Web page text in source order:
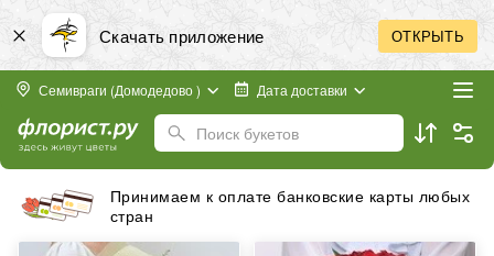
Скачать приложение ОТКРЫТЬ
Семивраги (Домодедово ) Дата доставки
Поиск букетов
Принимаем к оплате банковские карты любых
стран